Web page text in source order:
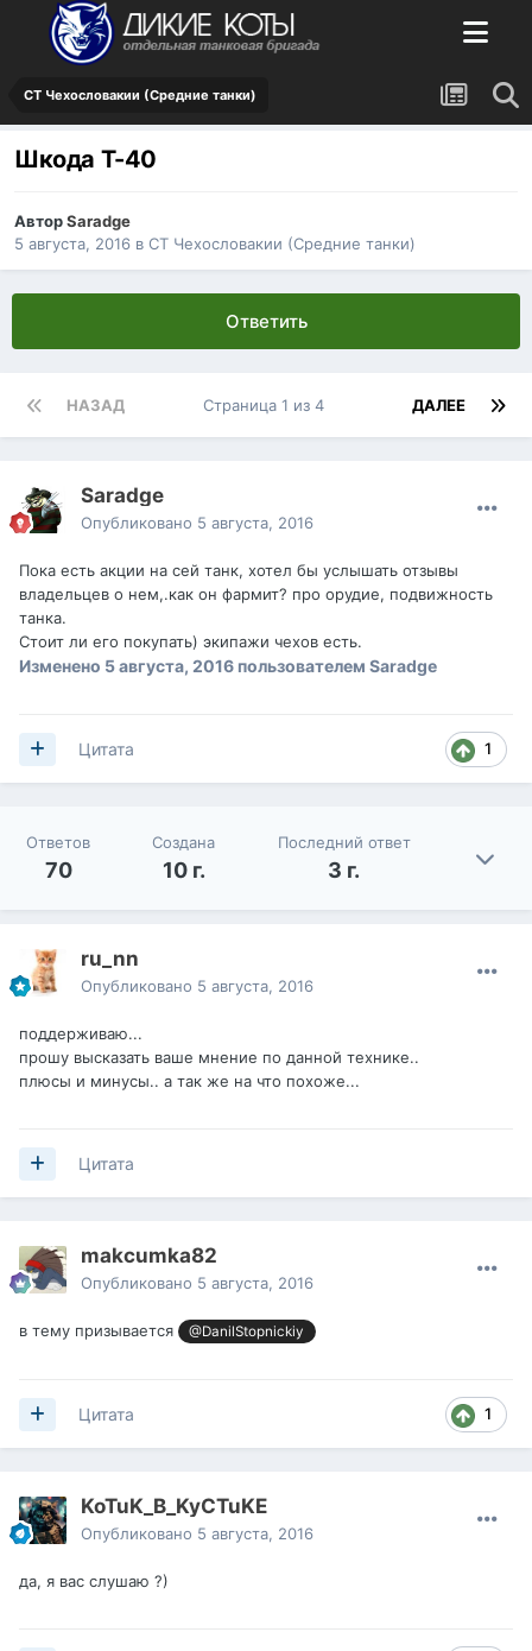
СТ Чехословакии (Средние танки)
Шкода Т-40
АвторSaradge
5 августа, 2016 в СТ Чехословакии (Средние танки)
Ответить
НАЗАД ДАЛЕЕ
Страница 1 из 4
Saradge
Опубликовано 5 августа, 2016
Пока есть акции на сей танк, хотел бы услышать отзывы
владельцев о нем,.как он фармит? про орудие, подвижность
танка.
Стоит ли его покупать) экипажи чехов есть.
Изменено 5 августа, 2016 пользователем Saradge
1
Цитата
Ответов
70
Создана
10 г.
Последний ответ
3 г.
ru_nn
Опубликовано 5 августа, 2016
поддерживаю...
прошу высказать ваше мнение по данной технике..
плюсы и минусы.. а так же на что похоже...
Цитата
makcumka82
Опубликовано 5 августа, 2016
в тему призывается @DanilStopnickiy
1
Цитата
KoTuK_B_KyCTuKE
Опубликовано 5 августа, 2016
да, я вас слушаю ?)